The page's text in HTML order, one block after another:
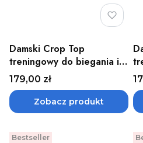
Damski Crop Top
treningowy do biegania i
ćwiczeń stanik sportowy
CEP - różne kolory
Cena
179,00 zł
Zobacz produkt
Bestseller